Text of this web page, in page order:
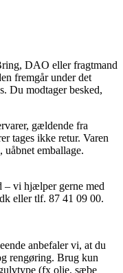
DAO eller fragtmand
fremgår under det
Du modtager besked,
gældende fra
tages ikke retur. Varen
emballage.
– vi hjælper gerne med
eller tlf. 87 41 09 00.
anbefaler vi, at du
rengøring. Brug kun
(fx olie, sæbe